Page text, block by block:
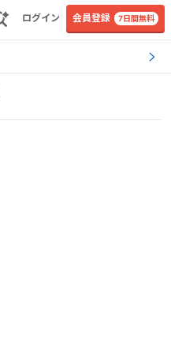
ログイン 会員登録 7日間無料